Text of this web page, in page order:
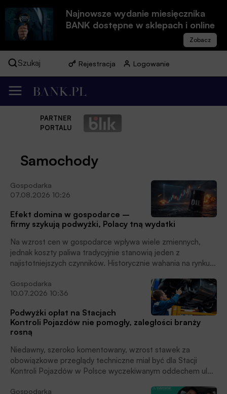
Najnowsze wydanie miesięcznika
BANK dostępne w sklepach i online
Szukaj Rejestracja Logowanie
PARTNER
PORTALU
Samochody
Gospodarka
07.08.2026 10:26
Efekt domina w gospodarce –
firmy szykują podwyżki, Polacy tną wydatki
Na wzrost cen w gospodarce wpływa wiele zmiennych,
jednak koszty paliwa tradycyjnie stanowią jeden z
najistotniejszych czynników. Historycznie wahania na rynku
konsumentów i firm. Obecnie ten element nabiera jeszcze
większego znaczenia. Jak wynika z badania BIG InfoMonitor
„Wzrost cen paliw a budżety domowe Polaków” aż 82
proc. konsumentów spodziewa się, że wyższe koszty
paliwa przełożą się na droższe towary i usługi. Co istotne,
te oczekiwania znajdują odzwierciedlenie w deklaracjach
przedsiębiorców. Badanie Skaner MŚP z kolei pokazuje, że
coraz więcej przedsiębiorstw planuje podwyżki cen,
wskazując na utrzymującą się presję kosztową i
kosztów z własnych marż, czytamy w informacji prasowej.
Gospodarka
10.07.2026 10:36
Podwyżki opłat na Stacjach
Kontroli Pojazdów nie pomogły, zaległości branży
rosną
Niedawny, szeroko komentowany, wzrost stawek za
obowiązkowe przeglądy techniczne miał być dla Stacji
Kontroli Pojazdów w Polsce wyczekiwanym oddechem ulgi.
Gospodarka